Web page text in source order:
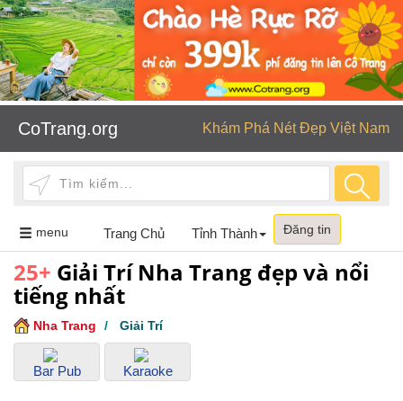
CoTrang.org Khám Phá Nét Đẹp Việt Nam
menu Toggle
navigation
Trang Chủ Tỉnh Thành Đăng tin
25+ Giải Trí Nha Trang đẹp và nổi
tiếng nhất
Nha Trang / Giải Trí
Bar Pub Karaoke